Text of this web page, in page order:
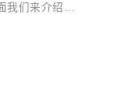
我们来介绍下